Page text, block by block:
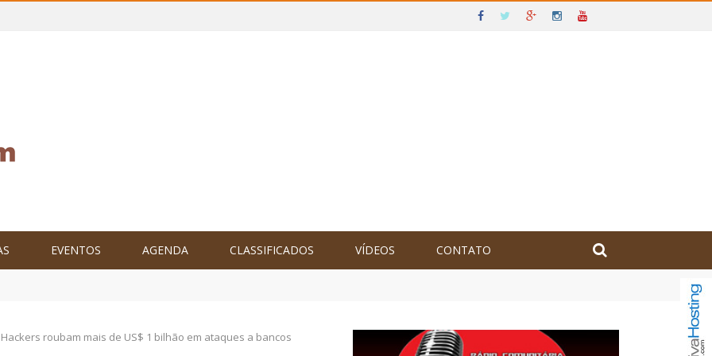
EVENTOS AGENDA CLASSIFICADOS VÍDEOS CONTATO
o Brasil no XXIV Parlamento Internacional de Escritores, na Colômbia
Hackers roubam mais de US$ 1 bilhão em ataques a bancos